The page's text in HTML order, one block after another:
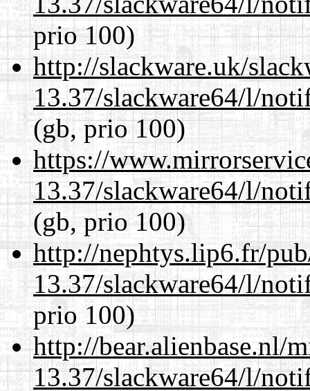
prio 100)
http://slackware.uk/
13.37/slackware64/l/
(gb, prio 100)
https://
13.37/slackware64/l/
(gb, prio 100)
http://nephtys.lip6.fr/
13.37/slackware64/l/
prio 100)
http://bear.alienbase.nl/
13.37/slackware64/l/